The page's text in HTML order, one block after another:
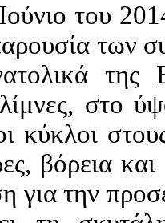
του
των
της
στο
κύκλοι
βόρεια
για την